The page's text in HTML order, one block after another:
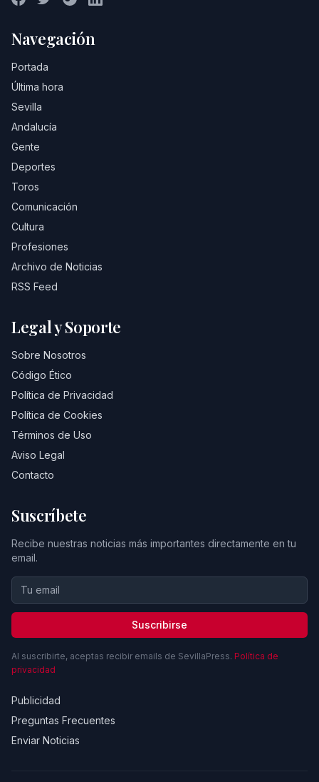
Navegación
Portada
Última hora
Sevilla
Andalucía
Gente
Deportes
Toros
Comunicación
Cultura
Profesiones
Archivo de Noticias
RSS Feed
Legal y Soporte
Sobre Nosotros
Código Ético
Política de Privacidad
Política de Cookies
Términos de Uso
Aviso Legal
Contacto
Suscríbete
Recibe nuestras noticias más importantes directamente en tu
email.
Suscribirse
Al suscribirte, aceptas recibir emails de SevillaPress. Política de
privacidad
Publicidad
Preguntas Frecuentes
Enviar Noticias